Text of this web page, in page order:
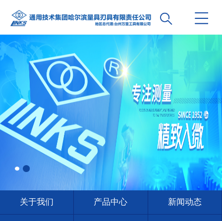
关于我们 产品中心 新闻动态